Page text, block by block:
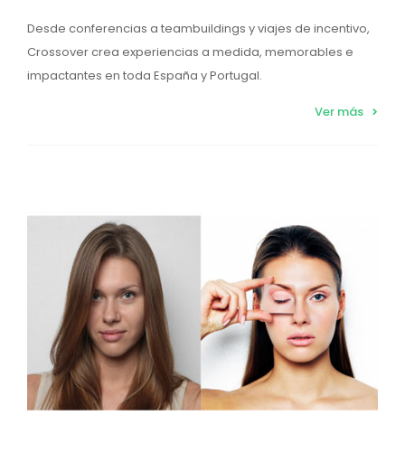
Desde conferencias a teambuildings y viajes de incentivo,
Crossover crea experiencias a medida, memorables e
impactantes en toda España y Portugal.
Ver más